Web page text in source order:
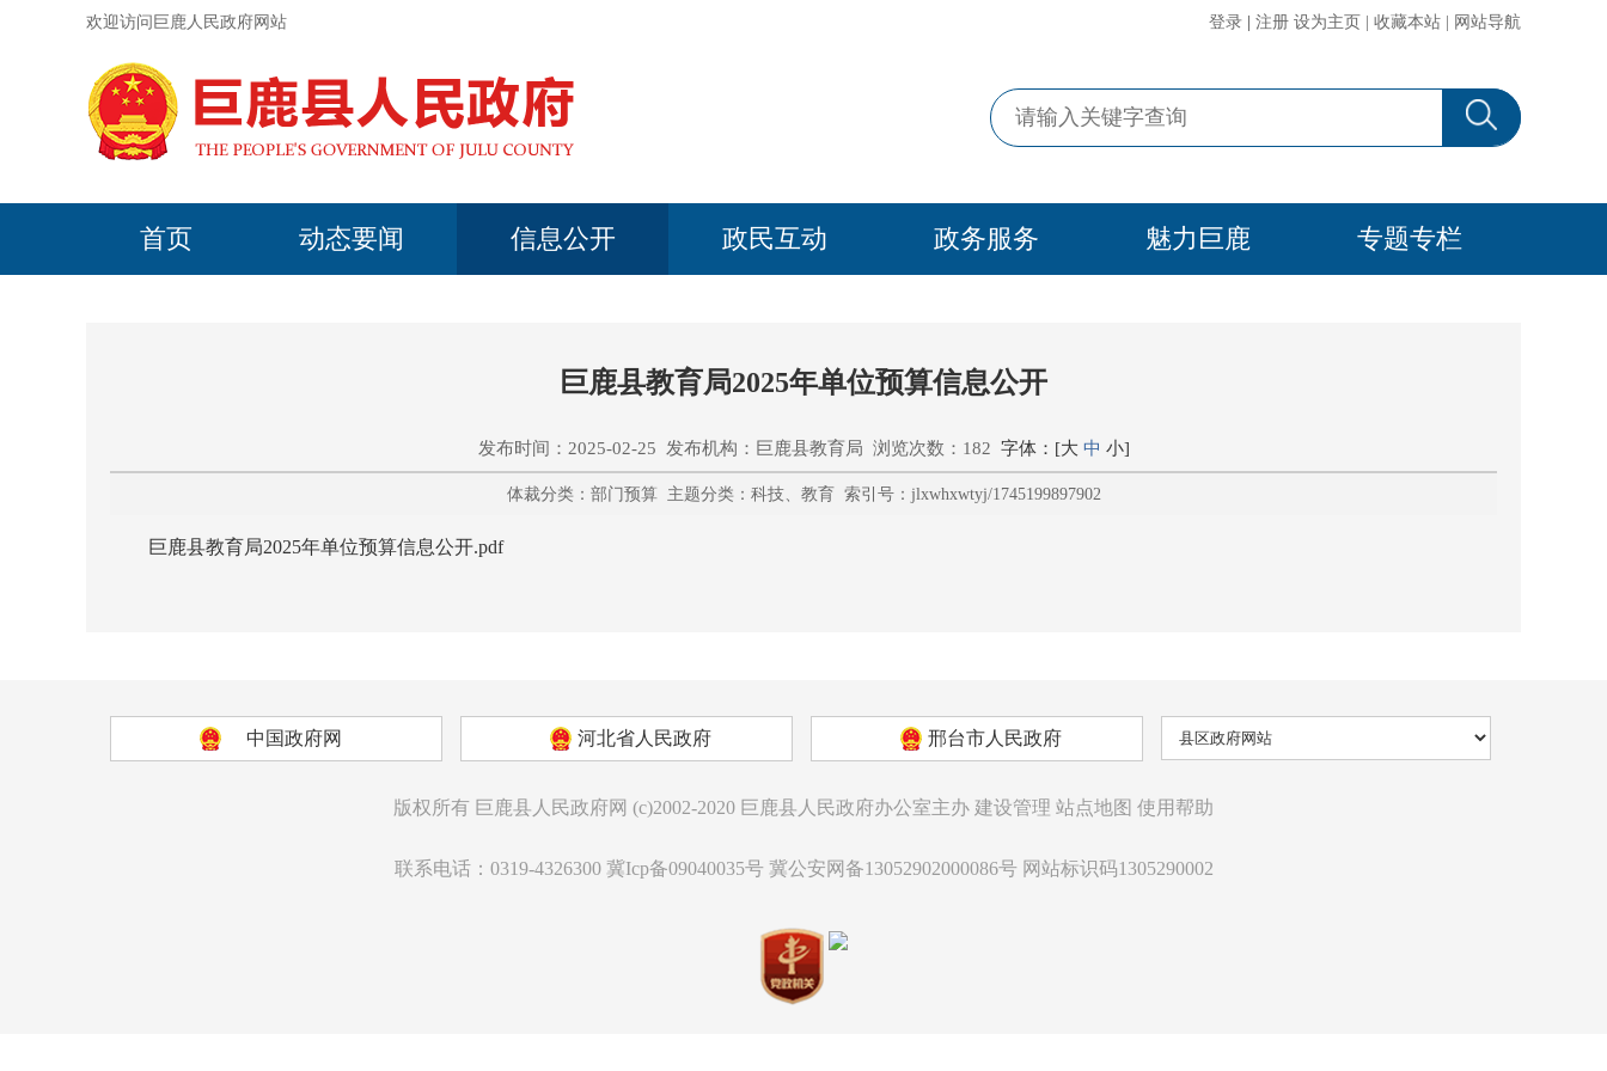
欢迎访问巨鹿人民政府网站 登录 注册 设为主页 收藏本站 网站导航
首页 动态要闻 信息公开 政民互动 政务服务 魅力巨鹿 专题专栏
巨鹿县教育局2025年单位预算信息公开
发布时间：2025-02-25 发布机构：巨鹿县教育局 浏览次数：182 字体：[大 中 小]
体裁分类：部门预算 主题分类：科技、教育 索引号：jlxwhxwtyj/1745199897902
巨鹿县教育局2025年单位预算信息公开.pdf
中国政府网 河北省人民政府 邢台市人民政府
版权所有 巨鹿县人民政府网 (c)2002-2020 巨鹿县人民政府办公室主办 建设管理 站点地图 使用帮助
联系电话：0319-4326300 冀Icp备09040035号 冀公安网备13052902000086号 网站标识码1305290002